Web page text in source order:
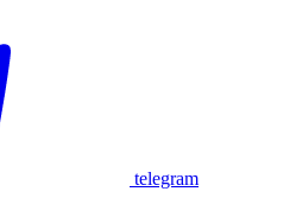
telegram